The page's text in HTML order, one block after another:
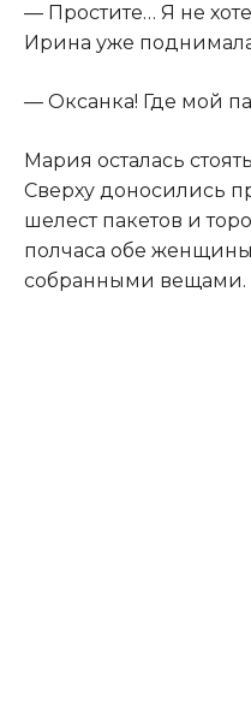
— Простите… Я не
Ирина уже
— Оксанка! Где мой
Мария осталась
Сверху доносились
шелест пакетов и
полчаса обе
собранными вещами.